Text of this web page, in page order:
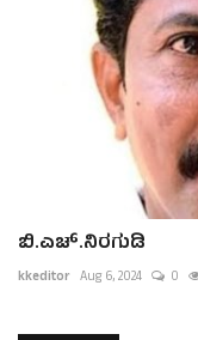
ಬಿ.ಎಚ್.ನಿರಗುಡಿ
kkeditor Aug 6, 2024 0